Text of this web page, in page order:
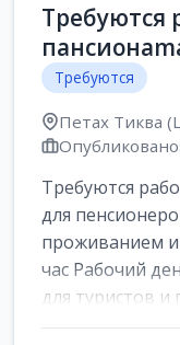
Требуются
Требуются
Петах Тиква
Требуются
для
проживанием
час Рабочий
для туристов и